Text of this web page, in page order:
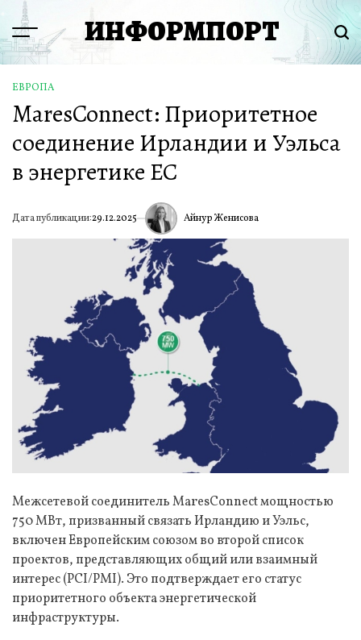
Перейти
содержимому
Menu ИНФОРМПОРТ
ОПУБЛИКОВАНО
В
ЕВРОПА
MaresConnect: Приоритетное
соединение Ирландии и Уэльса
в энергетике ЕС
Дата публикации:29.12.2025 ИА Айнур Женисова
Межсетевой соединитель MaresConnect мощностью
750 МВт, призванный связать Ирландию и Уэльс,
включен Европейским союзом во второй список
проектов, представляющих общий или взаимный
интерес (PCI/PMI). Это подтверждает его статус
приоритетного объекта энергетической
инфраструктуры.